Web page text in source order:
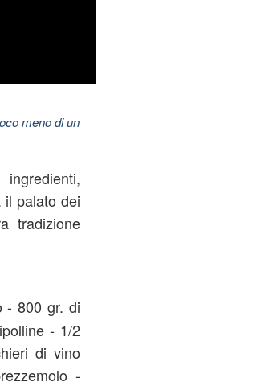
meno di un
il palato dei
tradizione
- 800 gr. di
- 1/2
di vino
-